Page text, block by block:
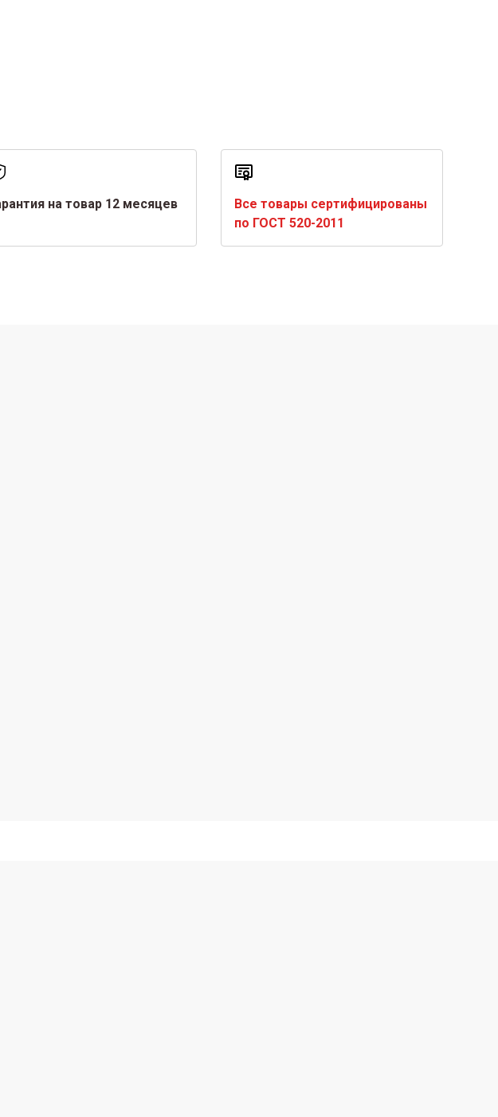
на товар 12 месяцев
Все товары сертифицированы
по ГОСТ 520-2011